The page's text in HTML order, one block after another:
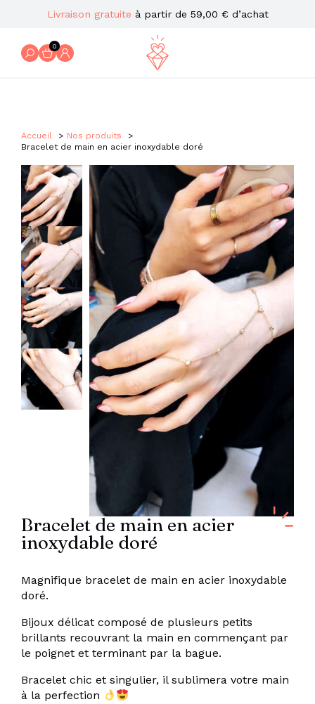
Livraison gratuite à partir de 59,00 € d’achat
0
Accueil
Nos produits
Bracelet de main en acier inoxydable doré
Bracelet de main en acier
inoxydable doré
Magnifique bracelet de main en acier inoxydable
doré.
Bijoux délicat composé de plusieurs petits
brillants recouvrant la main en commençant par
le poignet et terminant par la bague.
Bracelet chic et singulier, il sublimera votre main
à la perfection